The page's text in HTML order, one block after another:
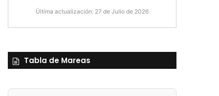
Última actualización: 27 de Julio de 2026
Tabla de Mareas